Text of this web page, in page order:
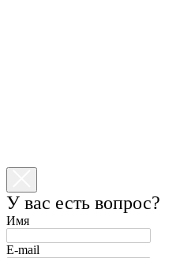
У вас есть вопрос?
Имя
E-mail